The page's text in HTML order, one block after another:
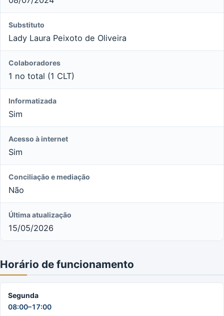
Substituto
Lady Laura Peixoto de Oliveira
Colaboradores
1 no total (1 CLT)
Informatizada
Sim
Acesso à internet
Sim
Conciliação e mediação
Não
Última atualização
15/05/2026
Horário de funcionamento
Segunda
08:00–17:00